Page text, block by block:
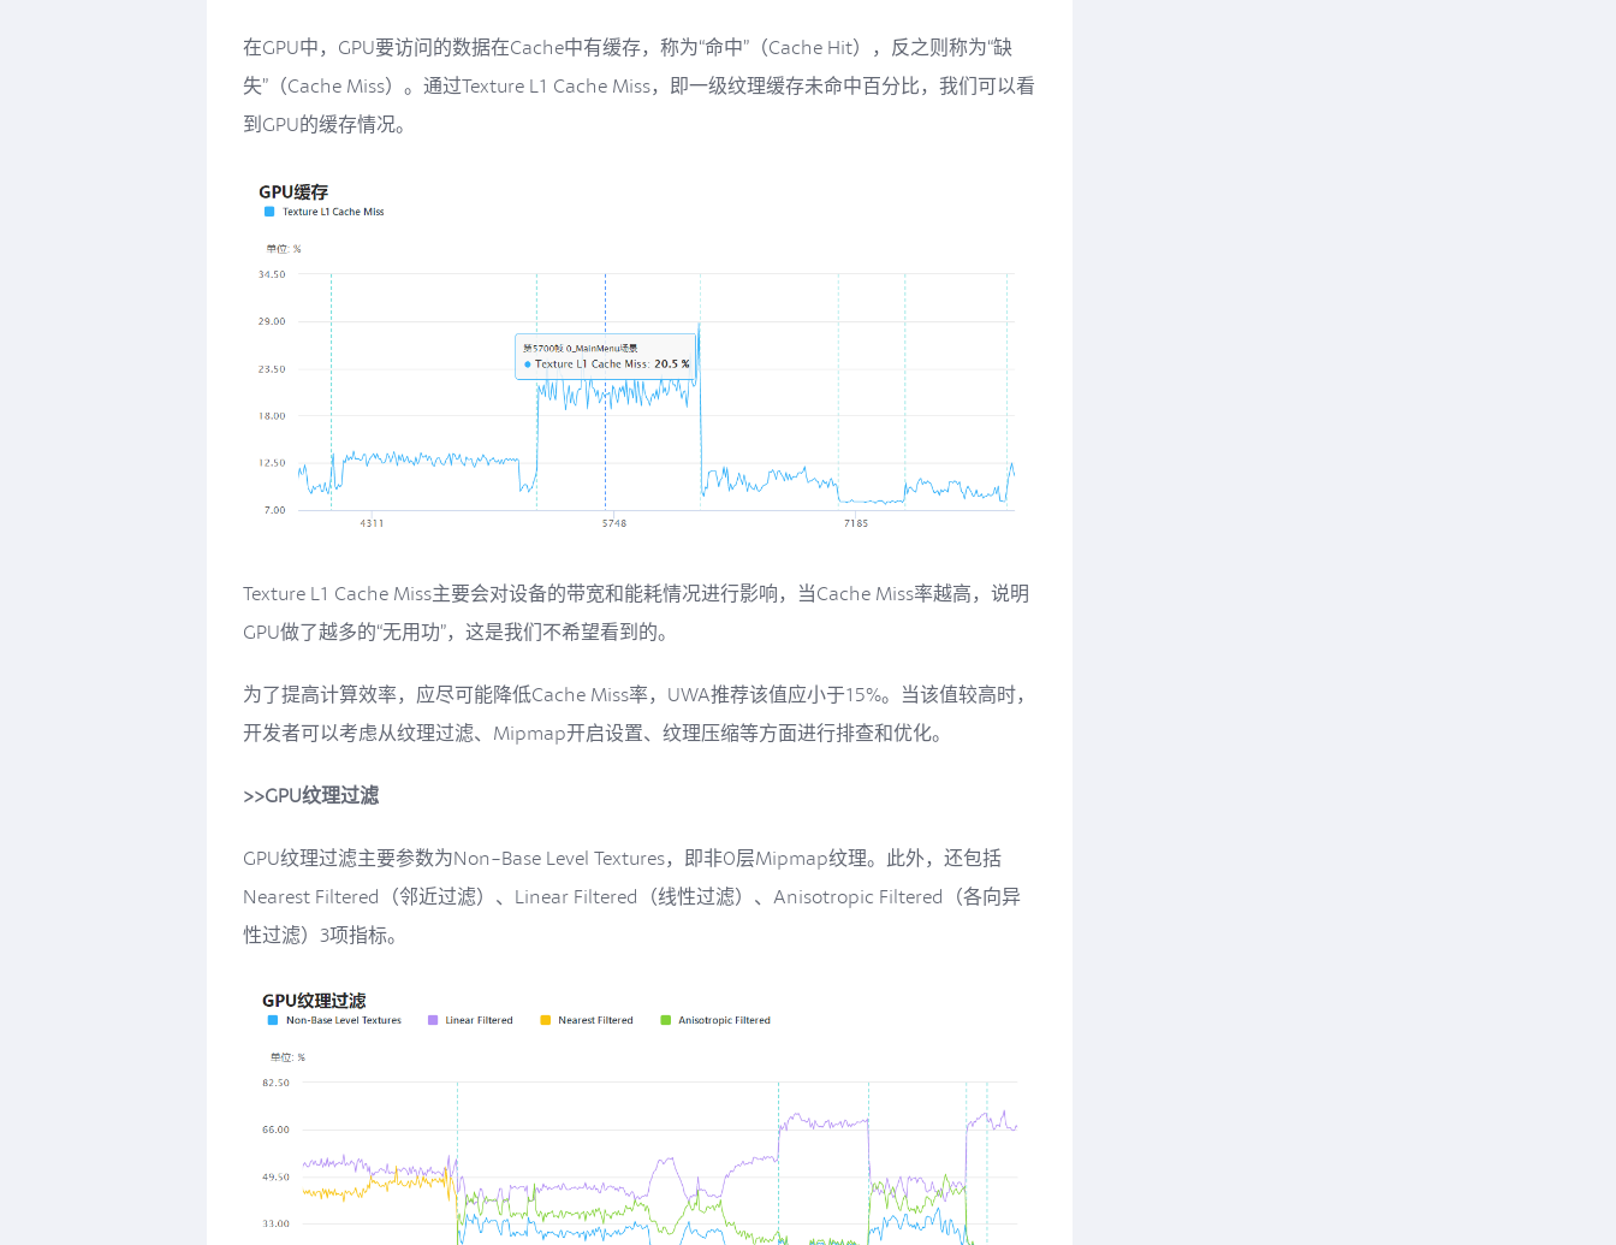
在GPU中，GPU要访问的数据在Cache中有缓存，称为“命中”（Cache Hit），反之则称为“缺
失”（Cache Miss）。通过Texture L1 Cache Miss，即一级纹理缓存未命中百分比，我们可以看
到GPU的缓存情况。
Texture L1 Cache Miss主要会对设备的带宽和能耗情况进行影响，当Cache Miss率越高，说明
GPU做了越多的“无用功”，这是我们不希望看到的。
为了提高计算效率，应尽可能降低Cache Miss率，UWA推荐该值应小于15%。当该值较高时，
开发者可以考虑从纹理过滤、Mipmap开启设置、纹理压缩等方面进行排查和优化。
>>GPU纹理过滤
GPU纹理过滤主要参数为Non-Base Level Textures，即非0层Mipmap纹理。此外，还包括
Nearest Filtered（邻近过滤）、Linear Filtered（线性过滤）、Anisotropic Filtered（各向异
性过滤）3项指标。